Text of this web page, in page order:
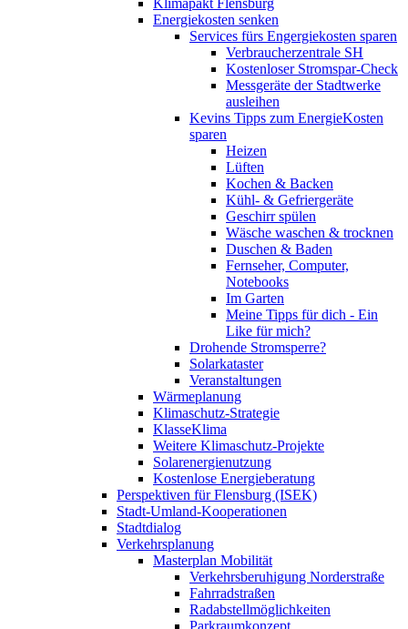
Klimapakt Flensburg
Energiekosten senken
Services fürs Engergiekosten sparen
Verbraucherzentrale SH
Kostenloser Stromspar-Check
Messgeräte der Stadtwerke
ausleihen
Kevins Tipps zum EnergieKosten
sparen
Heizen
Lüften
Kochen & Backen
Kühl- & Gefriergeräte
Geschirr spülen
Wäsche waschen & trocknen
Duschen & Baden
Fernseher, Computer,
Notebooks
Im Garten
Meine Tipps für dich - Ein
Like für mich?
Drohende Stromsperre?
Solarkataster
Veranstaltungen
Wärmeplanung
Klimaschutz-Strategie
KlasseKlima
Weitere Klimaschutz-Projekte
Solarenergienutzung
Kostenlose Energieberatung
Perspektiven für Flensburg (ISEK)
Stadt-Umland-Kooperationen
Stadtdialog
Verkehrsplanung
Masterplan Mobilität
Verkehrsberuhigung Norderstraße
Fahrradstraßen
Radabstellmöglichkeiten
Parkraumkonzept